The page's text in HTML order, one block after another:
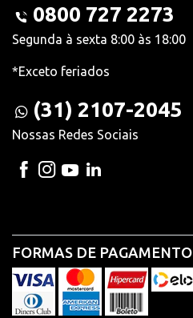
0800 727 2273
Segunda à sexta 8:00 às 18:00
*Exceto feriados
(31) 2107-2045
Nossas Redes Sociais
FORMAS DE PAGAMENTO